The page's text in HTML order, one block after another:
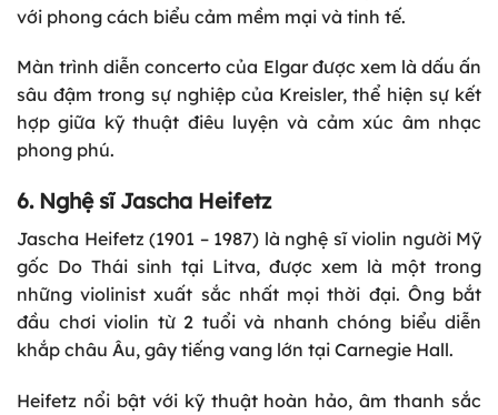
với phong cách biểu cảm mềm mại và tinh tế.
Màn trình diễn concerto của Elgar được xem là dấu ấn
sâu đậm trong sự nghiệp của Kreisler, thể hiện sự kết
hợp giữa kỹ thuật điêu luyện và cảm xúc âm nhạc
phong phú.
6. Nghệ sĩ Jascha Heifetz
Jascha Heifetz (1901 – 1987) là nghệ sĩ violin người Mỹ
gốc Do Thái sinh tại Litva, được xem là một trong
những violinist xuất sắc nhất mọi thời đại. Ông bắt
đầu chơi violin từ 2 tuổi và nhanh chóng biểu diễn
khắp châu Âu, gây tiếng vang lớn tại Carnegie Hall.
Heifetz nổi bật với kỹ thuật hoàn hảo, âm thanh sắc